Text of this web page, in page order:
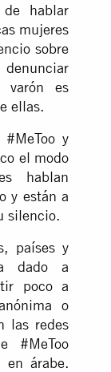
hablar
mujeres
sobre
varón es
ellas.
y
el modo
hablan
y están a
silencio.
países y
dado a
poco a
o
las redes
#MeToo
en árabe.